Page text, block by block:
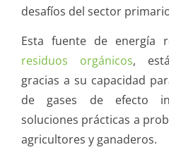
desafíos del sector
Esta fuente de energía
residuos orgánicos,
gracias a su capacidad
de gases de efecto
soluciones prácticas a
agricultores y ganaderos.